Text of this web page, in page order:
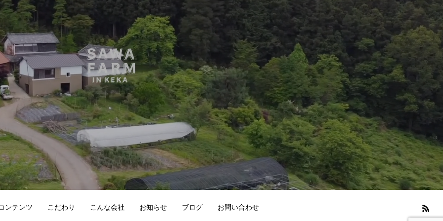
ンテンツ こだわり こんな会社 お知らせ ブログ お問い合わせ